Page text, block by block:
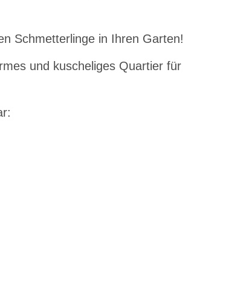
Schmetterlinge in Ihren Garten!
und kuscheliges Quartier für